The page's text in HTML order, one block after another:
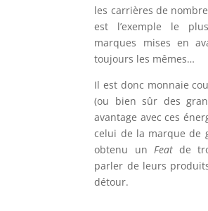
les carrières de
est l’exemple le
marques mises en
toujours les mêmes…
Il est donc monnaie
(ou bien sûr des
avantage avec ces
celui de la marque de
obtenu un Featde
parler de leurs
détour.